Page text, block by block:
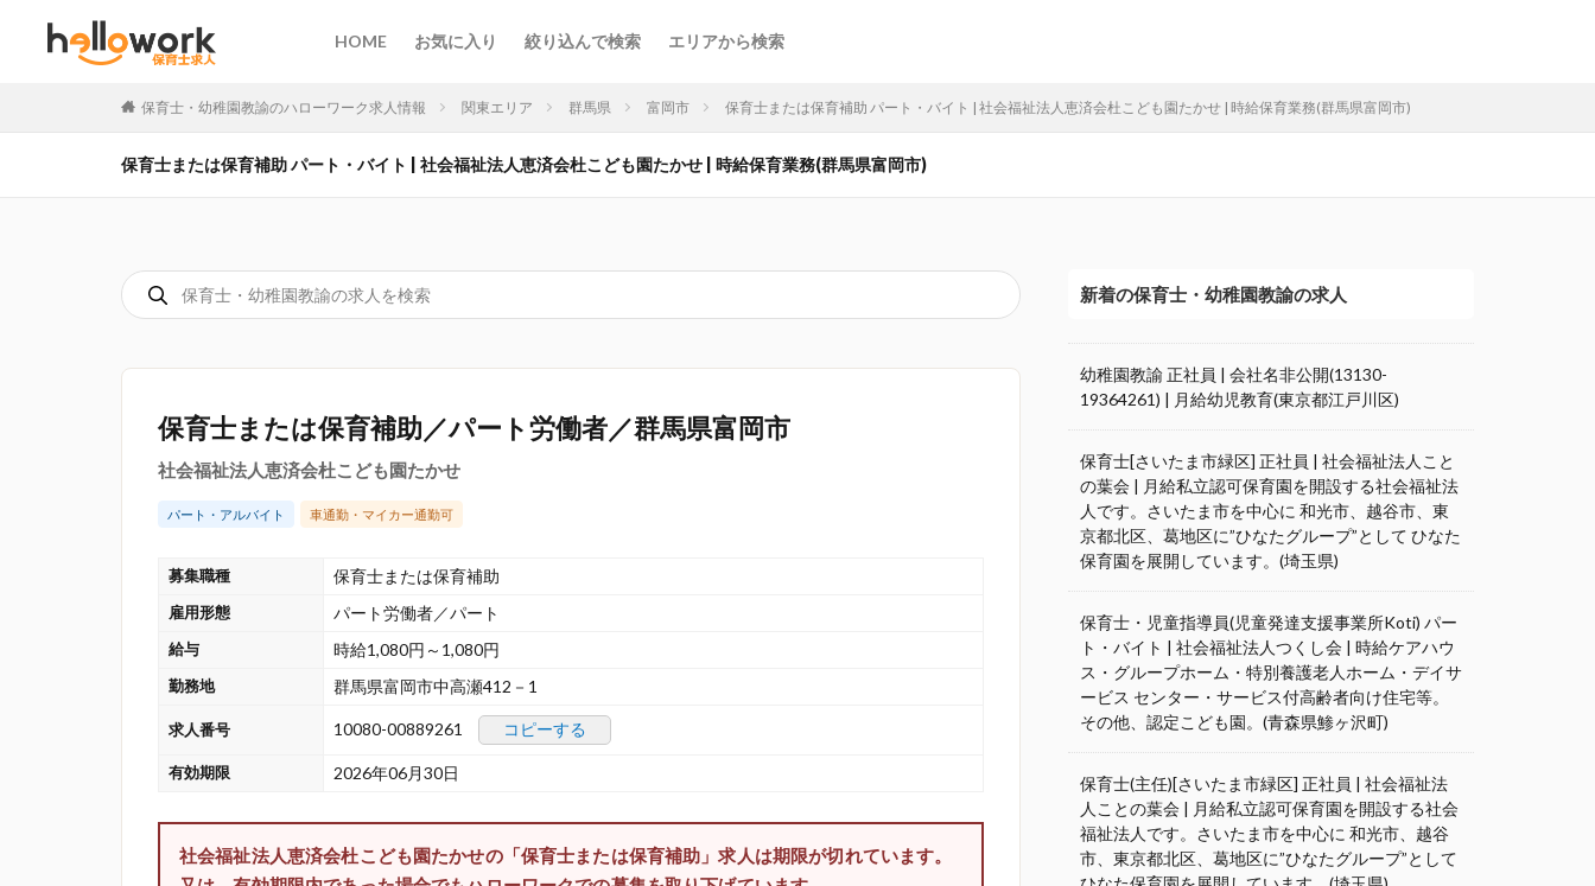
HOME お気に入り 絞り込んで検索 エリアから検索
保育士・幼稚園教諭のハローワーク求人情報 関東エリア 群馬県 富岡市 保育士または保育補助 パート・バイト | 社会福祉法人恵済会杜こども園たかせ | 時給保育業務(群馬県富岡市)
保育士または保育補助 パート・バイト | 社会福祉法人恵済会杜こども園たかせ | 時給保育業務(群馬県富岡市)
保育士または保育補助／パート労働者／群馬県富岡市
社会福祉法人恵済会杜こども園たかせ
パート・アルバイト 車通勤・マイカー通勤可
募集職種 保育士または保育補助
雇用形態 パート労働者／パート
給与 時給1,080円～1,080円
勤務地 群馬県富岡市中高瀬412－1
求人番号 10080-00889261 コピーする
有効期限 2026年06月30日
社会福祉法人恵済会杜こども園たかせの「保育士または保育補助」求人は期限が切れています。
新着の保育士・幼稚園教諭の求人
幼稚園教諭 正社員 | 会社名非公開(13130-
19364261) | 月給幼児教育(東京都江戸川区)
保育士[さいたま市緑区] 正社員 | 社会福祉法人こと
の葉会 | 月給私立認可保育園を開設する社会福祉法
人です。さいたま市を中心に 和光市、越谷市、東
京都北区、葛地区に”ひなたグループ”として ひなた
保育園を展開しています。(埼玉県)
保育士・児童指導員(児童発達支援事業所Koti) パー
ト・バイト | 社会福祉法人つくし会 | 時給ケアハウ
ス・グループホーム・特別養護老人ホーム・デイサ
ービス センター・サービス付高齢者向け住宅等。
その他、認定こども園。(青森県鯵ヶ沢町)
保育士(主任)[さいたま市緑区] 正社員 | 社会福祉法
人ことの葉会 | 月給私立認可保育園を開設する社会
福祉法人です。さいたま市を中心に 和光市、越谷
市、東京都北区、葛地区に”ひなたグループ”として